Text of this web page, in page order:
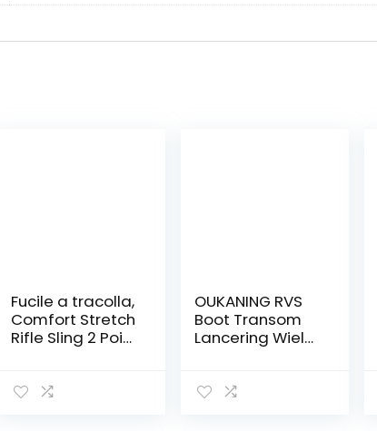
Fucile a tracolla,
Comfort Stretch
Rifle Sling 2 Point
Sling Tracolla
OUKANING RVS
Boot Transom
Lancering Wiel
boot Dinghy